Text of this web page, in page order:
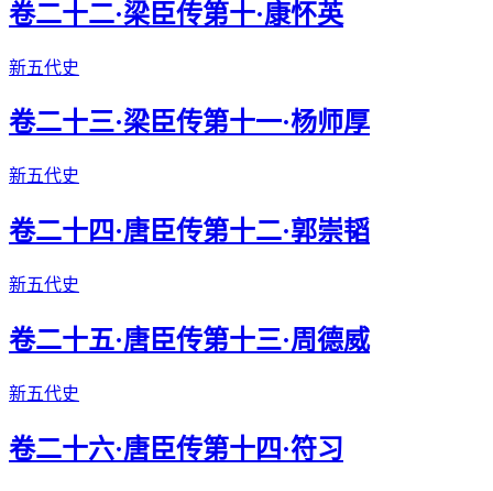
卷二十二·梁臣传第十·康怀英
新五代史
卷二十三·梁臣传第十一·杨师厚
新五代史
卷二十四·唐臣传第十二·郭崇韬
新五代史
卷二十五·唐臣传第十三·周德威
新五代史
卷二十六·唐臣传第十四·符习